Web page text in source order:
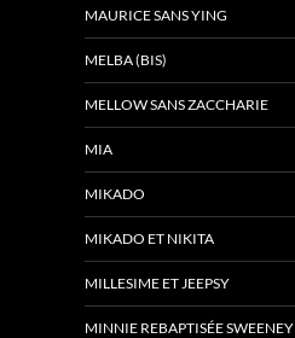
MAURICE SANS YING
MELBA (BIS)
MELLOW SANS ZACCHARIE
MIA
MIKADO
MIKADO ET NIKITA
MILLESIME ET JEEPSY
MINNIE REBAPTISÉE SWEENEY